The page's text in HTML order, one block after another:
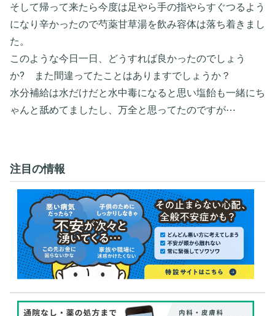
そして帰って来たら今度は足やら手の指やらすぐつるよう
になり辛かったので芍薬甘草湯を飲み容体は落ち着きまし
た。
このような今日一日、どうすれば良かったのでしょう
か? また間違ってたことはありますでしょうか？
水分補給は水だけだと水中毒になると思い塩飴も一緒にち
ゃんと舐めてましたし、万全と思ってたのですが⋯
注目の情報